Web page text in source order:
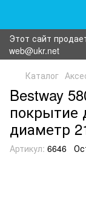
Этот сайт
web@ukr.net
Каталог
Bestway
покрытие
диаметр
Артикул: 6646